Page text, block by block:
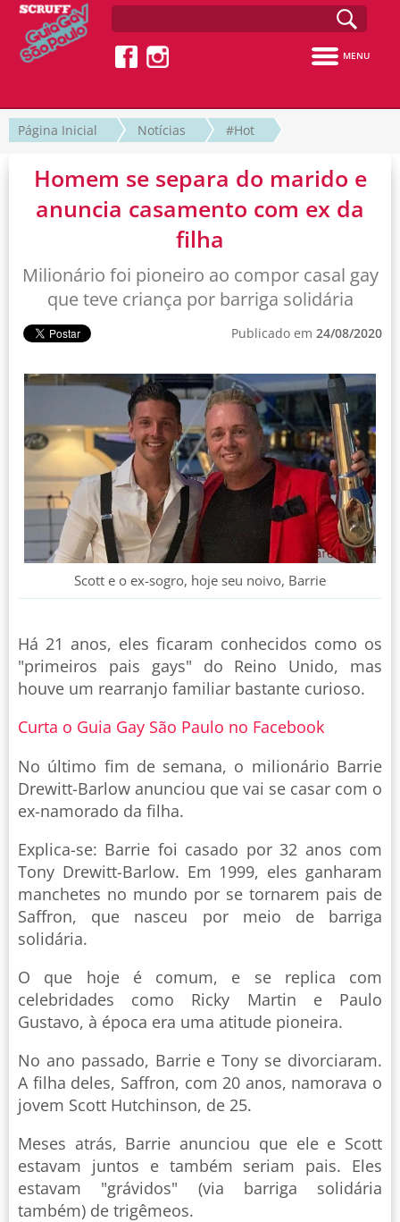
MENU
Página Inicial Notícias #Hot
Homem se separa do marido e
anuncia casamento com ex da
filha
Milionário foi pioneiro ao compor casal gay
que teve criança por barriga solidária
Publicado em 24/08/2020
Scott e o ex-sogro, hoje seu noivo, Barrie
Há 21 anos, eles ficaram conhecidos como os
"primeiros pais gays" do Reino Unido, mas
houve um rearranjo familiar bastante curioso.
Curta o Guia Gay São Paulo no Facebook
No último fim de semana, o milionário Barrie
Drewitt-Barlow anunciou que vai se casar com o
ex-namorado da filha.
Explica-se: Barrie foi casado por 32 anos com
Tony Drewitt-Barlow. Em 1999, eles ganharam
manchetes no mundo por se tornarem pais de
Saffron, que nasceu por meio de barriga
solidária.
O que hoje é comum, e se replica com
celebridades como Ricky Martin e Paulo
Gustavo, à época era uma atitude pioneira.
No ano passado, Barrie e Tony se divorciaram.
A filha deles, Saffron, com 20 anos, namorava o
jovem Scott Hutchinson, de 25.
Meses atrás, Barrie anunciou que ele e Scott
estavam juntos e também seriam pais. Eles
estavam "grávidos" (via barriga solidária
também) de trigêmeos.